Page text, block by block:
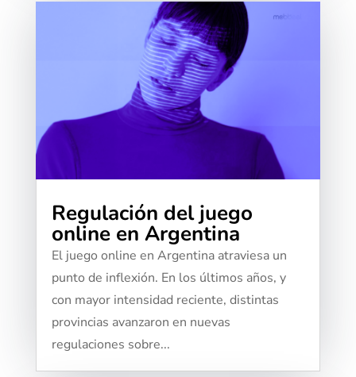
Regulación del juego
online en Argentina
El juego online en Argentina atraviesa un
punto de inflexión. En los últimos años, y
con mayor intensidad reciente, distintas
provincias avanzaron en nuevas
regulaciones sobre...